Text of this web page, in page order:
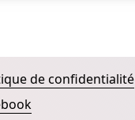
de confidentialité